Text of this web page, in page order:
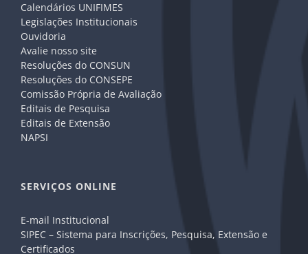
Calendários UNIFIMES
Legislações Institucionais
Ouvidoria
Avalie nosso site
Resoluções do CONSUN
Resoluções do CONSEPE
Comissão Própria de Avaliação
Editais de Pesquisa
Editais de Extensão
NAPSI
SERVIÇOS ONLINE
E-mail Institucional
SIPEC – Sistema para Inscrições, Pesquisa, Extensão e
Certificados